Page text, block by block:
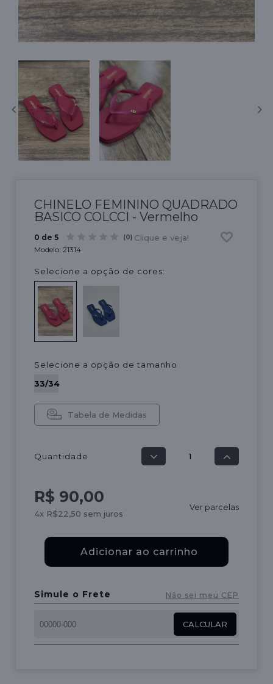
CHINELO FEMININO QUADRADO
BASICO COLCCI - Vermelho
0 de 5 (0) Clique e veja!
Modelo: 21314
Selecione a opção de cores:
Selecione a opção de tamanho
33/34
Tabela de Medidas
Quantidade
Ver parcelas
R$ 90,00
4x R$22,50 sem juros
Adicionar ao carrinho
Simule o Frete Não sei meu CEP
CALCULAR